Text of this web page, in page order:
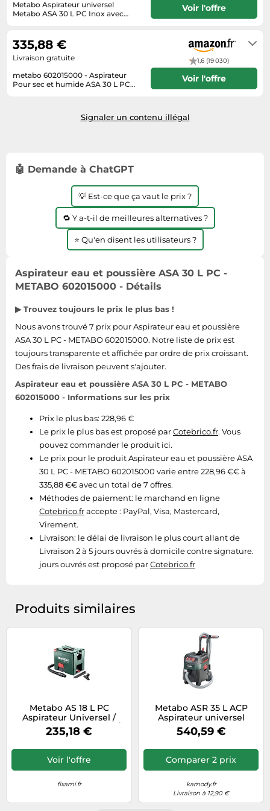
Tablettes tactiles
Téléphonie
Téléviseurs
Télévision & vidéo
Metabo Aspirateur universel
Metabo ASA 30 L PC Inox avec
Voir l'offre
metabo 602015000 - Aspirateur
Pour sec et humide ASA 30 L PC
1,6 (19 030)
avec Amazon Premium.
335,88 €
Livraison gratuite
Voir l'offre
Signaler un contenu illégal
🤖 Demande à ChatGPT
💡 Est-ce que ça vaut le prix ?
🔁 Y a-t-il de meilleures alternatives ?
⭐ Qu'en disent les utilisateurs ?
Aspirateur eau et poussière ASA 30 L PC -
METABO 602015000 - Détails
▶ Trouvez toujours le prix le plus bas !
Nous avons trouvé 7 prix pour Aspirateur eau et poussière
ASA 30 L PC - METABO 602015000. Notre liste de prix est
toujours transparente et affichée par ordre de prix croissant.
Des frais de livraison peuvent s'ajouter.
Aspirateur eau et poussière ASA 30 L PC - METABO
602015000 - Informations sur les prix
Prix le plus bas: 228,96 €
Le prix le plus bas est proposé parCotebrico.fr. Vous
pouvez commander le produit ici.
Le prix pour le produit Aspirateur eau et poussière ASA
30 L PC - METABO 602015000 varie entre 228,96 €€ à
335,88 €€ avec un total de 7 offres.
Méthodes de paiement: le marchand en ligne
Cotebrico.fraccepte : PayPal, Visa, Mastercard,
Virement.
Livraison: le délai de livraison le plus court allant de
Livraison 2 à 5 jours ouvrés à domicile contre signature.
jours ouvrés est proposé parCotebrico.fr
Produits similaires
Metabo AS 18 L PC
Aspirateur Universel /
Aspirateur De Chantier À
Batterie Li-Ion - Classe L -
7,5 L
235,18 €
Voir l'offre
fixami.fr
Metabo ASR 35 L ACP
Aspirateur universel
(1400W/35L) 602057000
540,59 €
Comparer 2 prix
kamody.fr
Livraison à 12,90 €